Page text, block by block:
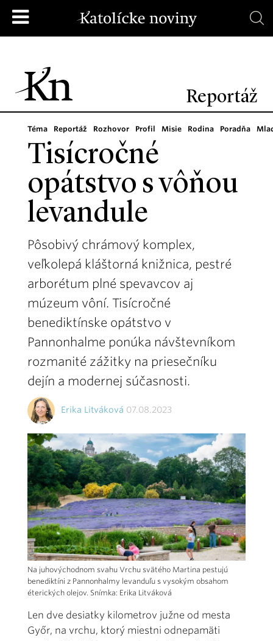
Reportáž
Téma Reportáž Rozhovor Profil Misie Rodina Poradňa
Tisícročné
opátstvo s vôňou
levandule
Pôsobivý chrámový komplex,
veľkolepá kláštorná knižnica, pestré
arborétum plné spevavcov aj
múzeum vôní. Tisícročné
benediktínske opátstvo v
Pannonhalme ponúka návštevníkom
rozmanité zážitky na priesečníku
dejín a modernej súčasnosti.
Erika Litváková 07.08.2023
Na juhovýchodnom svahu Vrchu svätého Martina pestujú
benediktíni z Pannonhalmy levanduľu s vysokým obsahom
éterických olejov. Snímka: Erika Litváková
Len dve desiatky kilometrov južne od mesta
Győr, na vrchu, ktorý miestni odnepamäti